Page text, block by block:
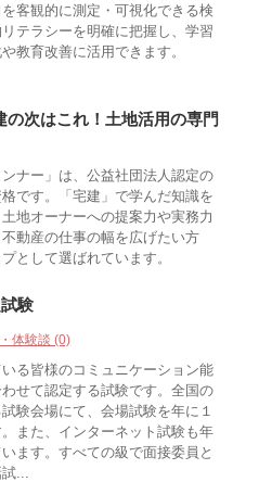
客観的に測定・可視化できる検
テラシーを明確に把握し、学習
教育改善に活用できます。
の次はこれ！土地活用の専門
ンナー」は、公益社団法人認定の
です。「宅建」で学んだ知識を
地オーナーへの提案力や実務力
動産の仕事の幅を広げたい方
として選ばれています。
験
体験談 (0)
る皆様のコミュニケーション能
せて認定する試験です。全国の
験会場にて、会場試験を年に１
また、インターネット試験も年
ます。すべての級で面接委員と
...